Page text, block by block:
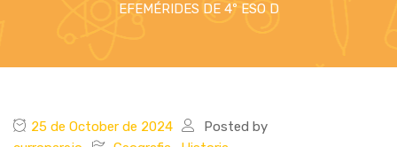
EFEMÉRIDES DE 4º ESO D
25 de October de 2024
Posted by